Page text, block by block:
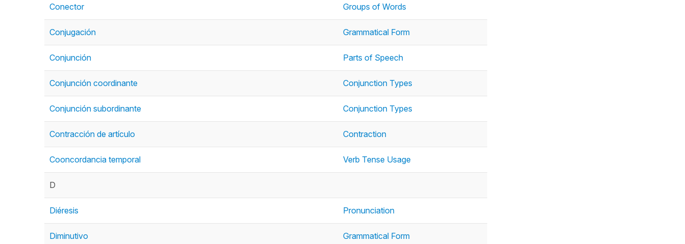
Conector Groups of Words
Conjugación Grammatical Form
Conjunción Parts of Speech
Conjunción coordinante Conjunction Types
Conjunción subordinante Conjunction Types
Contracción de artículo Contraction
Cooncordancia temporal Verb Tense Usage
D
Diéresis Pronunciation
Diminutivo Grammatical Form